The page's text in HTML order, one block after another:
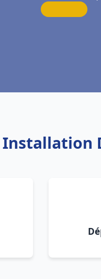
Installation